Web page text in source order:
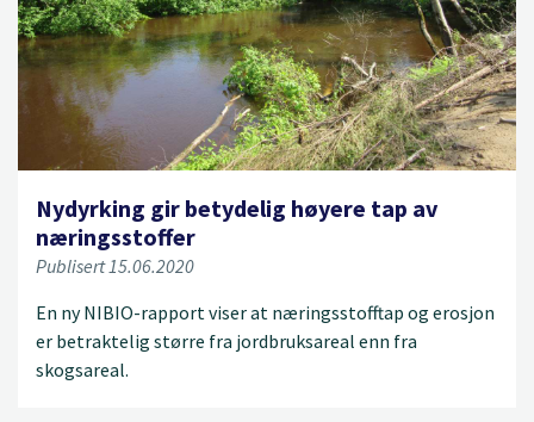
Nydyrking gir betydelig høyere tap av
næringsstoffer
Publisert 15.06.2020
En ny NIBIO-rapport viser at næringsstofftap og erosjon
er betraktelig større fra jordbruksareal enn fra
skogsareal.